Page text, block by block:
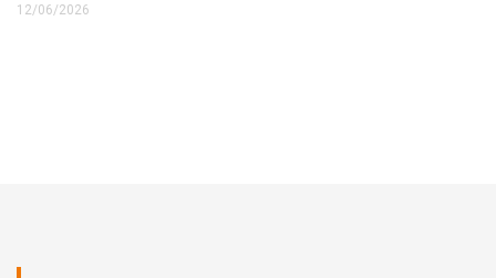
12/06/2026